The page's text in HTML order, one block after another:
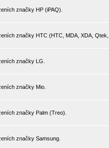
značky HP (iPAQ).
značky HTC (HTC, MDA, XDA,
značky LG.
značky Mio.
značky Palm (Treo).
značky Samsung.